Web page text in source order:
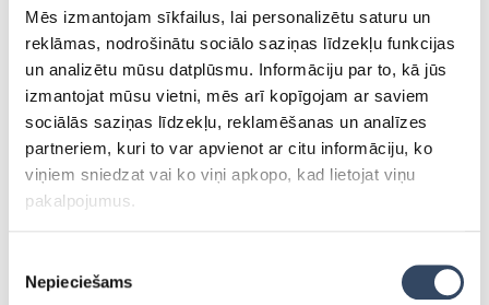
Mēs izmantojam sīkfailus, lai personalizētu saturu un
reklāmas, nodrošinātu sociālo saziņas līdzekļu funkcijas
un analizētu mūsu datplūsmu. Informāciju par to, kā jūs
izmantojat mūsu vietni, mēs arī kopīgojam ar saviem
sociālās saziņas līdzekļu, reklamēšanas un analīzes
partneriem, kuri to var apvienot ar citu informāciju, ko
viņiem sniedzat vai ko viņi apkopo, kad lietojat viņu
pakalpojumus.
izvēle
Nepieciešams
Tevi varētu interēsēt:
SALDĒTAVAS, KURAS VAR
TIKT IZMANTOTAS ZEMĀS
TEMPERATŪRĀS!